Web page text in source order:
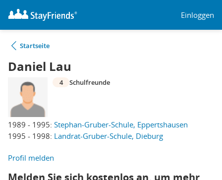
Einloggen
Startseite
Daniel Lau
1989 - 1995: Stephan-Gruber-Schule, Eppertshausen
1995 - 1998: Landrat-Gruber-Schule, Dieburg
4 Schulfreunde
Profil melden
Melden Sie sich kostenlos an, um mehr